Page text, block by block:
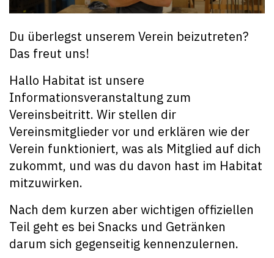
Du überlegst unserem Verein beizutreten?
Das freut uns!
Hallo Habitat ist unsere
Informationsveranstaltung zum
Vereinsbeitritt. Wir stellen dir
Vereinsmitglieder vor und erklären wie der
Verein funktioniert, was als Mitglied auf dich
zukommt, und was du davon hast im Habitat
mitzuwirken.
Nach dem kurzen aber wichtigen offiziellen
Teil geht es bei Snacks und Getränken
darum sich gegenseitig kennenzulernen.